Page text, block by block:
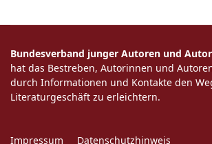
Bundesverband junger Autoren und
hat das Bestreben, Autorinnen und
durch Informationen und Kontakte den
Literaturgeschäft zu erleichtern.
Impressum Datenschutzhinweis